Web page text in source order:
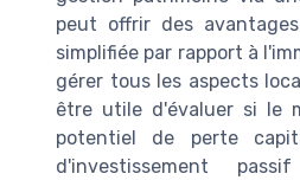
peut offrir des
simplifiée par rapport à
gérer tous les aspects
être utile d'évaluer si le
potentiel de perte
d'investissement